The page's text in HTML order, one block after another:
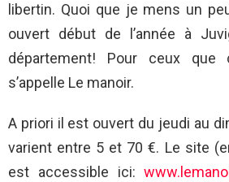
libertin. Quoi que je mens un
ouvert début de l’année à
département! Pour ceux
s’appelle Le manoir.
A priori il est ouvert du jeudi au
varient entre 5 et 70 €. Le site
est accessible ici: